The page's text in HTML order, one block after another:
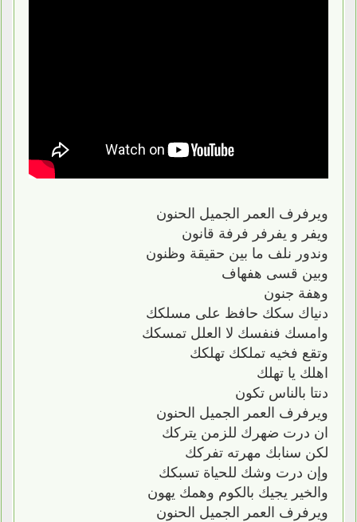
ويرفرف العمر الجميل الحنون
ويفر و يفرفر فرفة قانون
وندور نلف ما بين حقيقة وظنون
وبين قسى هفهاف
وهفة جنون
دنياك سكك حافظ على مسلكك
وامسك فنفسك لا العلل تمسكك
وتقع فخيه تملكك تهلكك
اهلك يا تهلك
دنتا بالناس تكون
ويرفرف العمر الجميل الحنون
ان درت ضهرك للزمن يتركك
لكن سنابك مهرته تفركك
وإن درت وشك للحياة تسبكك
والخير يجيك بالكوم وهمك يهون
ويرفرف العمر الجميل الحنون